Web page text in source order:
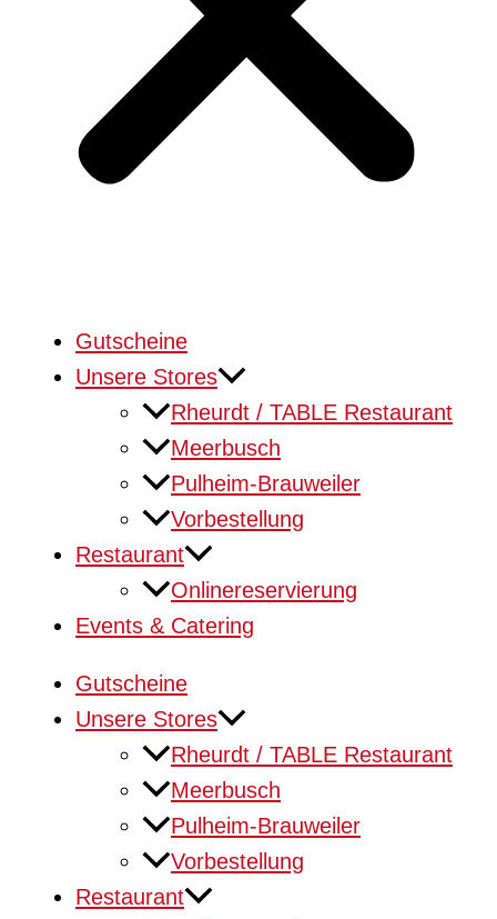
Gutscheine
Unsere Stores
Rheurdt / TABLE Restaurant
Meerbusch
Pulheim-Brauweiler
Vorbestellung
Restaurant
Onlinereservierung
Events & Catering
Gutscheine
Unsere Stores
Rheurdt / TABLE Restaurant
Meerbusch
Pulheim-Brauweiler
Vorbestellung
Restaurant